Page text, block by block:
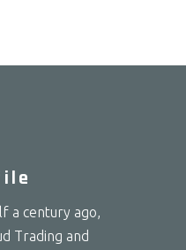
a century ago,
Trading and